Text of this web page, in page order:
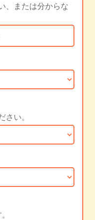
、または分からな
い。